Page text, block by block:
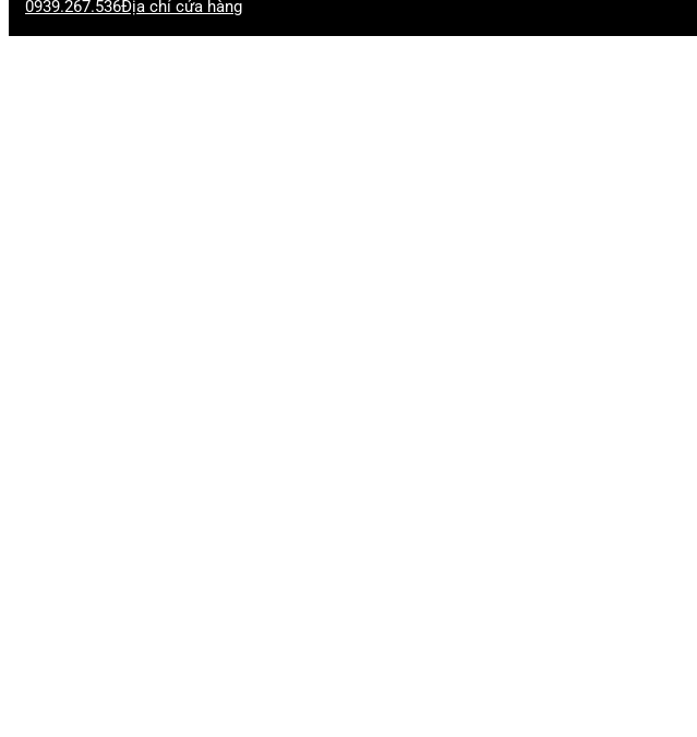
0939.267.536Địa chỉ cửa hàng